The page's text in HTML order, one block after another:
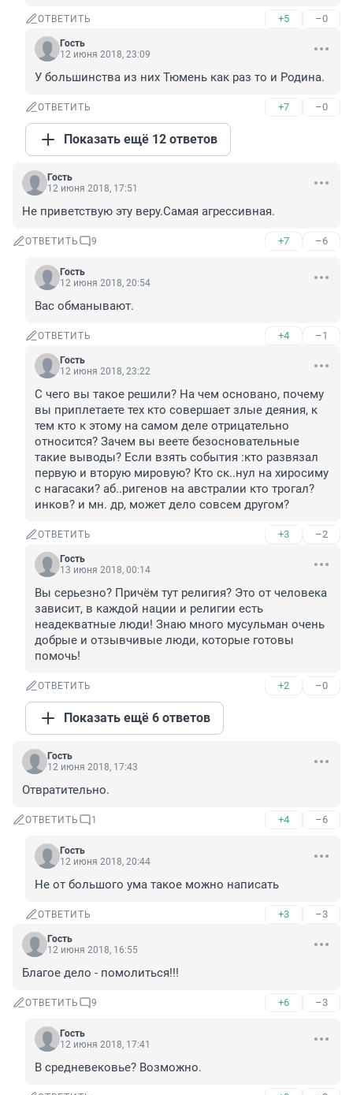
ОТВЕТИТЬ +5 –0
Гость
12 июня 2018, 23:09
У большинства из них Тюмень как раз то и Родина.
ОТВЕТИТЬ +7 –0
Показать ещё 12 ответов
Гость
12 июня 2018, 17:51
Не приветствую эту веру.Самая агрессивная.
ОТВЕТИТЬ 9 +7 –6
Гость
12 июня 2018, 20:54
Вас обманывают.
ОТВЕТИТЬ +4 –1
Гость
12 июня 2018, 23:22
С чего вы такое решили? На чем основано, почему
вы приплетаете тех кто совершает злые деяния, к
тем кто к этому на самом деле отрицательно
относится? Зачем вы веете безосновательные
такие выводы? Если взять события :кто развязал
первую и вторую мировую? Кто ск..нул на хиросиму
с нагасаки? аб..ригенов на австралии кто трогал?
инков? и мн. др, может дело совсем другом?
ОТВЕТИТЬ +3 –2
Гость
13 июня 2018, 00:14
Вы серьезно? Причём тут религия? Это от человека
зависит, в каждой нации и религии есть
неадекватные люди! Знаю много мусульман очень
добрые и отзывчивые люди, которые готовы
помочь!
ОТВЕТИТЬ +2 –0
Показать ещё 6 ответов
Гость
12 июня 2018, 17:43
Отвратительно.
ОТВЕТИТЬ 1 +4 –6
Гость
12 июня 2018, 20:44
Не от большого ума такое можно написать
ОТВЕТИТЬ +3 –3
Гость
12 июня 2018, 16:55
Благое дело - помолиться!!!
ОТВЕТИТЬ 9 +6 –3
Гость
12 июня 2018, 17:41
В средневековье? Возможно.